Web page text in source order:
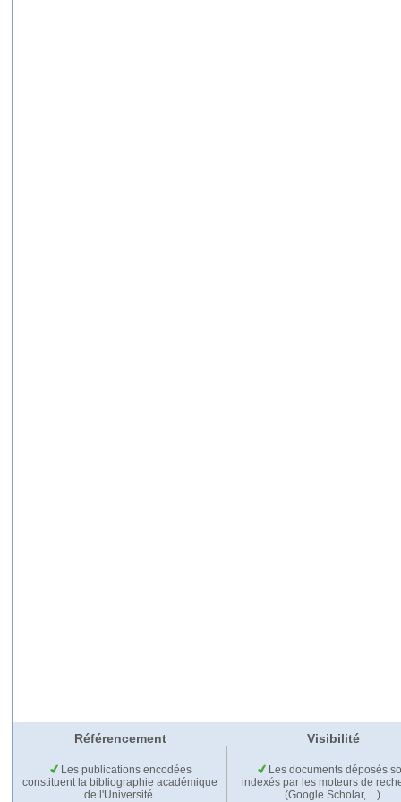
Référencement Visibilité
Les publications encodées
constituent la bibliographie académique
de l'Université.
Les documents déposés
indexés par les moteurs de
(Google Scholar,…).